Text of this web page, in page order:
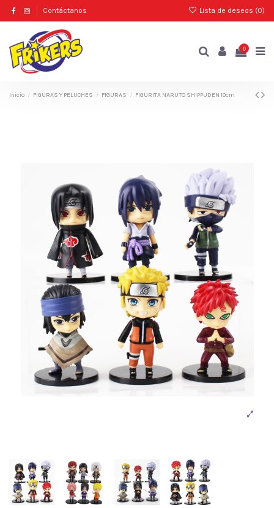
Contáctanos Lista de deseos (0)
0
Inicio FIGURAS Y PELUCHES FIGURAS FIGURITA NARUTO SHIPPUDEN 10cm